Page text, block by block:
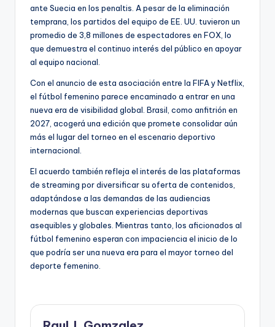
ante Suecia en los penaltis. A pesar de la eliminación
temprana, los partidos del equipo de EE. UU. tuvieron un
promedio de 3,8 millones de espectadores en FOX, lo
que demuestra el continuo interés del público en apoyar
al equipo nacional.
Con el anuncio de esta asociación entre la FIFA y Netflix,
el fútbol femenino parece encaminado a entrar en una
nueva era de visibilidad global. Brasil, como anfitrión en
2027, acogerá una edición que promete consolidar aún
más el lugar del torneo en el escenario deportivo
internacional.
El acuerdo también refleja el interés de las plataformas
de streaming por diversificar su oferta de contenidos,
adaptándose a las demandas de las audiencias
modernas que buscan experiencias deportivas
asequibles y globales. Mientras tanto, los aficionados al
fútbol femenino esperan con impaciencia el inicio de lo
que podría ser una nueva era para el mayor torneo del
deporte femenino.